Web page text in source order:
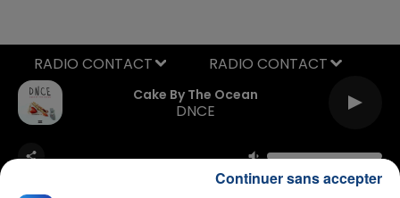
Cake By The Ocean
DNCE
RADIO CONTACT
Continuer sans accepter